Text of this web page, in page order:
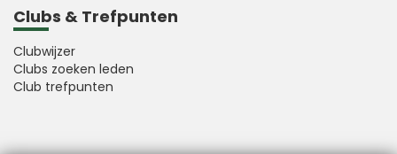
Clubs & Trefpunten
Clubwijzer
Clubs zoeken leden
Club trefpunten